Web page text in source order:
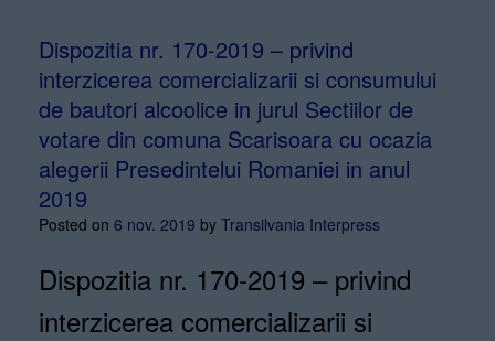
Dispozitia nr. 170-2019 – privind
interzicerea comercializarii si consumului
de bautori alcoolice in jurul Sectiilor de
votare din comuna Scarisoara cu ocazia
alegerii Presedintelui Romaniei in anul
2019
Posted on 6 nov. 2019 by Transilvania Interpress
Dispozitia nr. 170-2019 – privind
interzicerea comercializarii si